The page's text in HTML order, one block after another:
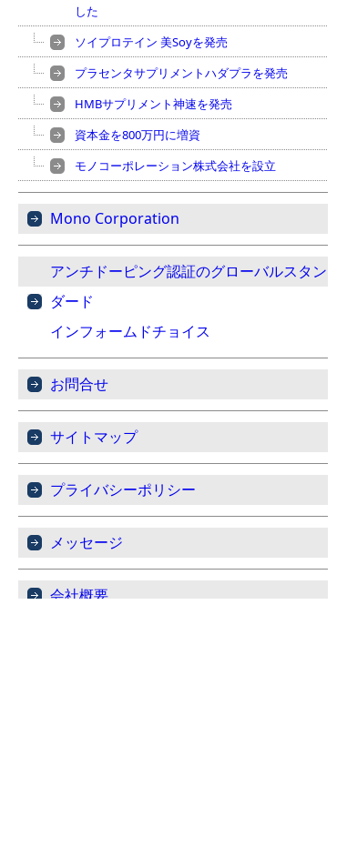
した
ソイプロテイン 美Soyを発売
プラセンタサプリメントハダプラを発売
HMBサプリメント神速を発売
資本金を800万円に増資
モノコーポレーション株式会社を設立
Mono Corporation
アンチドーピング認証のグローバルスタン
ダード
インフォームドチョイス
お問合せ
サイトマップ
プライバシーポリシー
メッセージ
会社概要